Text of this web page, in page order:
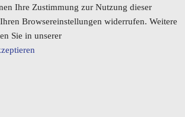
Ihre Zustimmung zur Nutzung dieser
Browsereinstellungen widerrufen. Weitere
Sie in unserer